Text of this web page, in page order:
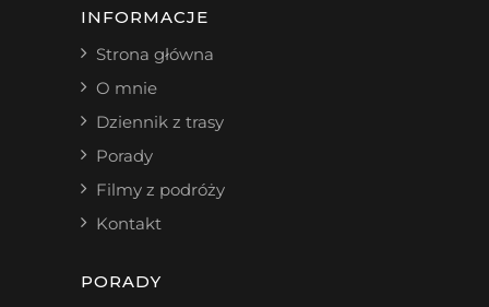
INFORMACJE
Strona główna
O mnie
Dziennik z trasy
Porady
Filmy z podróży
Kontakt
PORADY